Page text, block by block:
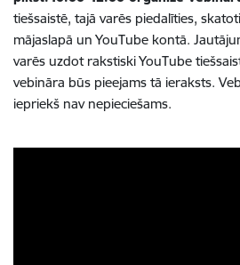
tiešsaistē, tajā varēs piedalīties,
mājaslapā un YouTube kontā.
varēs uzdot rakstiski YouTube
vebināra būs pieejams tā ieraksts.
iepriekš nav nepieciešams.